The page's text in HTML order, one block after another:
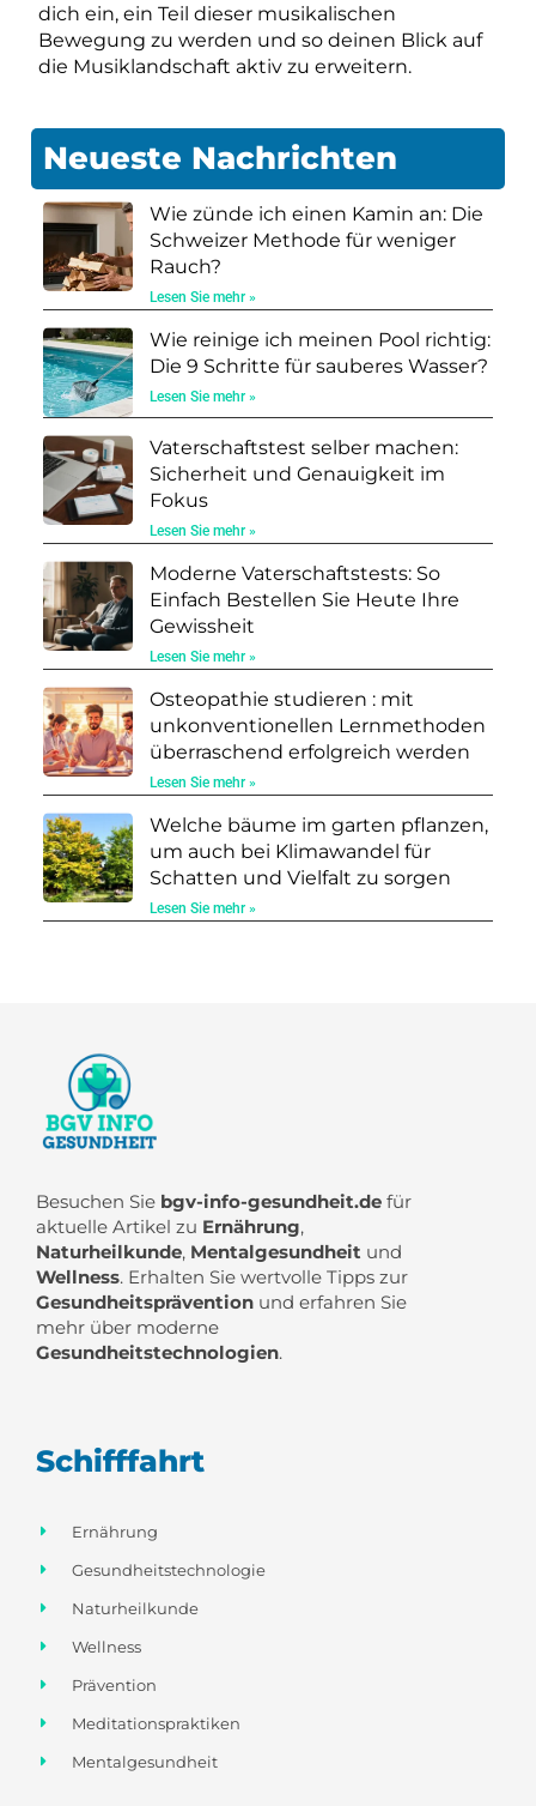
dich ein, ein Teil dieser musikalischen
Bewegung zu werden und so deinen Blick auf
die Musiklandschaft aktiv zu erweitern.
Neueste Nachrichten
Wie zünde ich einen Kamin an: Die
Schweizer Methode für weniger
Rauch?
Lesen Sie mehr »
Wie reinige ich meinen Pool richtig:
Die 9 Schritte für sauberes Wasser?
Lesen Sie mehr »
Vaterschaftstest selber machen:
Sicherheit und Genauigkeit im
Fokus
Lesen Sie mehr »
Moderne Vaterschaftstests: So
Einfach Bestellen Sie Heute Ihre
Gewissheit
Lesen Sie mehr »
Osteopathie studieren : mit
unkonventionellen Lernmethoden
überraschend erfolgreich werden
Lesen Sie mehr »
Welche bäume im garten pflanzen,
um auch bei Klimawandel für
Schatten und Vielfalt zu sorgen
Lesen Sie mehr »
Besuchen Sie bgv-info-gesundheit.de für
aktuelle Artikel zu Ernährung,
Naturheilkunde, Mentalgesundheit und
Wellness. Erhalten Sie wertvolle Tipps zur
Gesundheitsprävention und erfahren Sie
mehr über moderne
Gesundheitstechnologien.
Schifffahrt
Ernährung
Gesundheitstechnologie
Naturheilkunde
Wellness
Prävention
Meditationspraktiken
Mentalgesundheit